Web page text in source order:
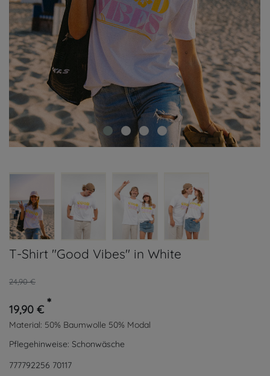
T-Shirt "Good Vibes" in White
24,90 €
19,90 € *
Material: 50% Baumwolle 50% Modal
Pflegehinweise: Schonwäsche
777792256 70117